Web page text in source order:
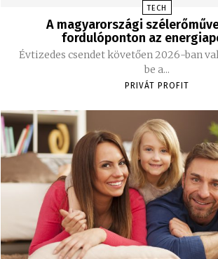
TECH
A magyarországi
fordulóponton az
Évtizedes csendet követően 2026-ban
be a...
PRIVÁT PROFIT